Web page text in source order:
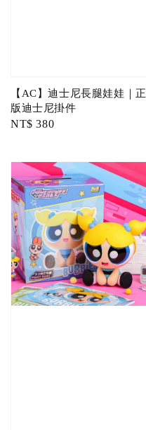
【AC】迪士尼長腿娃娃｜正
版迪士尼掛件
Regular
NT$ 380